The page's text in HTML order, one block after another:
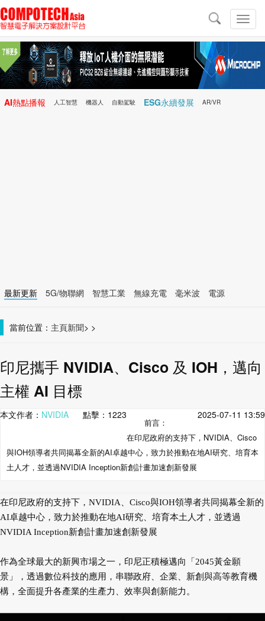
切
換
導
導
航
AI熱點播報 人工智慧 機器人 自動駕駛 ESG永續發展 AR/VR
最新更新 5G/物聯網 智慧工業 無線充電 毫米波
電源
當前位置： 主頁 >
新聞 >
印尼攜手 NVIDIA、Cisco 及 IOH，邁向
主權 AI 目標
本文作者： NVIDIA 點擊： 1223 2025-07-11 13:59
前言：
在印尼政府的支持下，NVIDIA、Cisco
與IOH領導者共同揭幕全新的AI卓越中心，致力於推動在地AI研究、培育本
土人才，並透過NVIDIA Inception新創計畫加速創新發展
在印尼政府的支持下，NVIDIA、Cisco與IOH領導者共同揭幕全新的
AI卓越中心，致力於推動在地AI研究、培育本土人才，並透過
NVIDIA Inception新創計畫加速創新發展
作為全球最大的新興市場之一，印尼正積極邁向「2045黃金願
景」，透過數位科技的應用，串聯政府、企業、新創與高等教育機
構，全面提升各產業的生產力、效率與創新能力。